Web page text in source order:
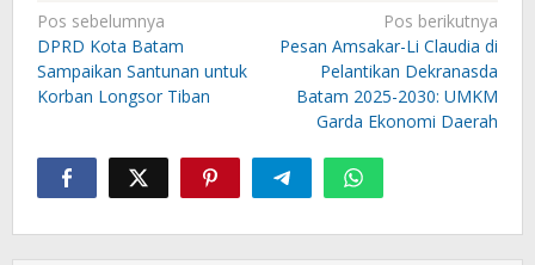
Navigasi
pos
Pos sebelumnya
DPRD Kota Batam
Sampaikan Santunan untuk
Korban Longsor Tiban
Pos berikutnya
Pesan Amsakar-Li Claudia di
Pelantikan Dekranasda
Batam 2025-2030: UMKM
Garda Ekonomi Daerah